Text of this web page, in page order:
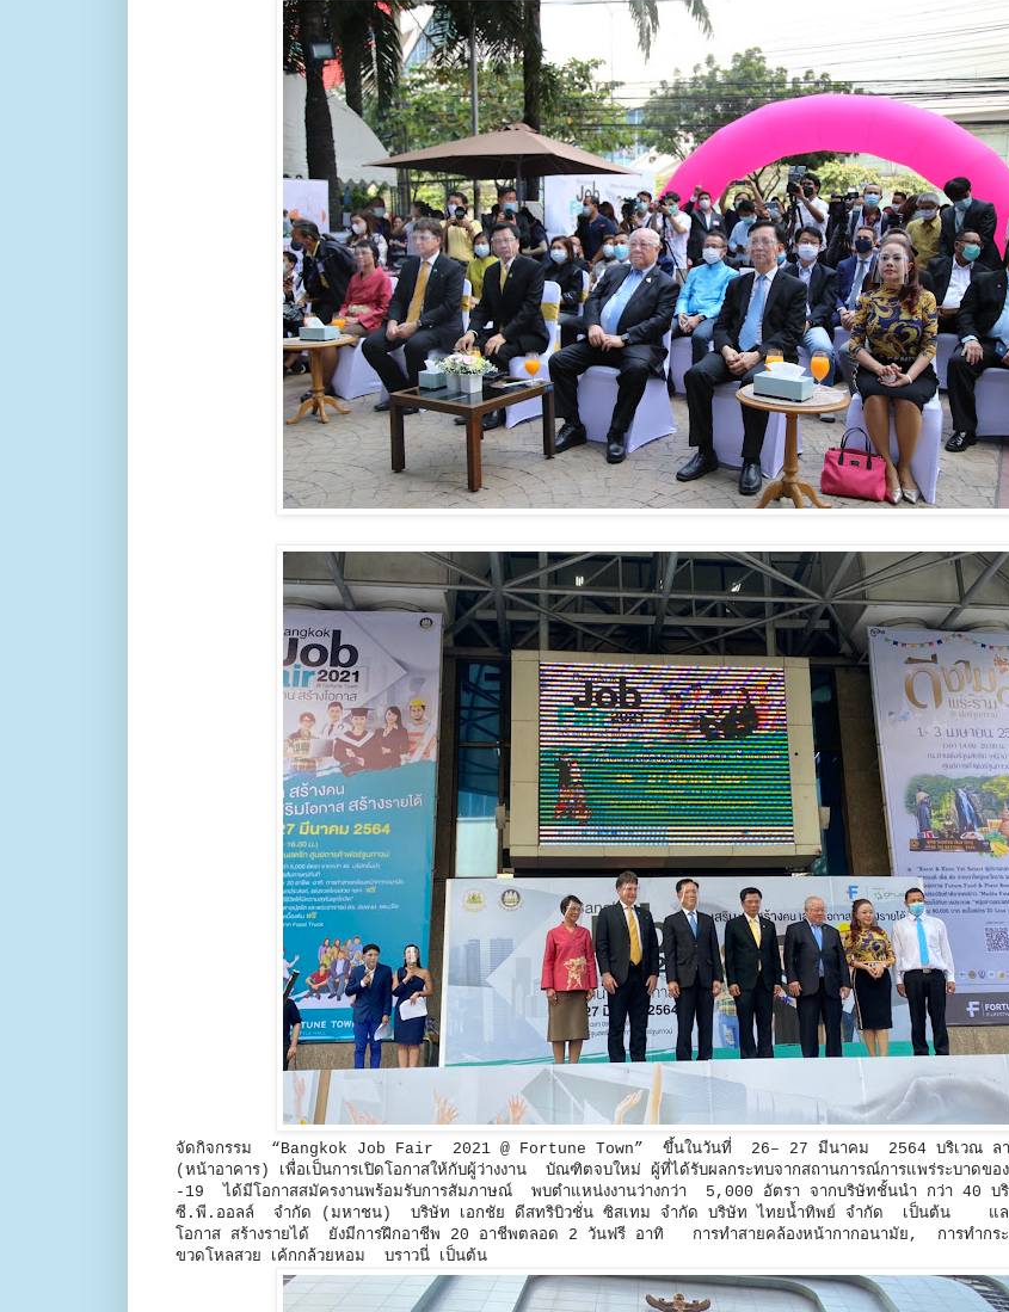
จัดกิจกรรม “Bangkok Job Fair 2021 @ Fortune Town” ขึ้นในวันที่ 26– 27 มีนาคม 2564 บริเวณ ลา
(หน้าอาคาร) เพื่อเป็นการเปิดโอกาสให้กับผู้ว่างงาน บัณฑิตจบใหม่ ผู้ที่ได้รับผลกระทบจากสถานการณ์การแพร่ระบาดของ
-19 ได้มีโอกาสสมัครงานพร้อมรับการสัมภาษณ์ พบตำแหน่งงานว่างกว่า 5,000 อัตรา จากบริษัทชั้นนำ กว่า 40 บ
ซี.พี.ออลล์ จำกัด (มหาชน) บริษัท เอกชัย ดีสทริบิวชั่น ซิสเทม จำกัด บริษัท ไทยน้ำทิพย์ จำกัด เป็นต้น และเ
โอกาส สร้างรายได้ ยังมีการฝึกอาชีพ 20 อาชีพตลอด 2 วันฟรี อาทิ การทำสายคล้องหน้ากากอนามัย, การทำกร
ขวดโหลสวย เค้กกล้วยหอม บราวนี่ เป็นต้น